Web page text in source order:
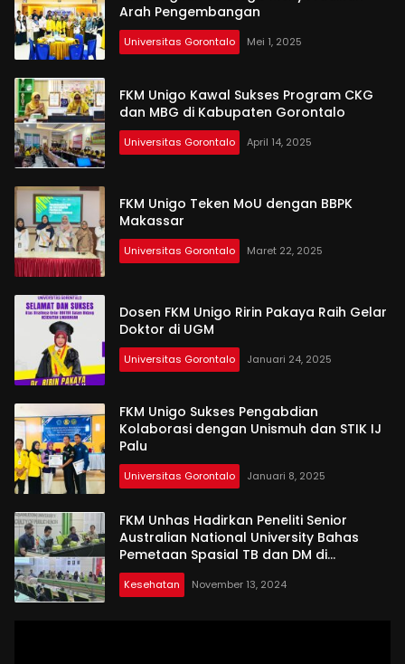
Arah Pengembangan
Universitas Gorontalo Mei 1, 2025
FKM Unigo Kawal Sukses Program CKG
dan MBG di Kabupaten Gorontalo
Universitas Gorontalo April 14, 2025
FKM Unigo Teken MoU dengan BBPK
Makassar
Universitas Gorontalo Maret 22, 2025
Dosen FKM Unigo Ririn Pakaya Raih Gelar
Doktor di UGM
Universitas Gorontalo Januari 24, 2025
FKM Unigo Sukses Pengabdian
Kolaborasi dengan Unismuh dan STIK IJ
Palu
Universitas Gorontalo Januari 8, 2025
FKM Unhas Hadirkan Peneliti Senior
Australian National University Bahas
Pemetaan Spasial TB dan DM di
Indonesia
Kesehatan November 13, 2024